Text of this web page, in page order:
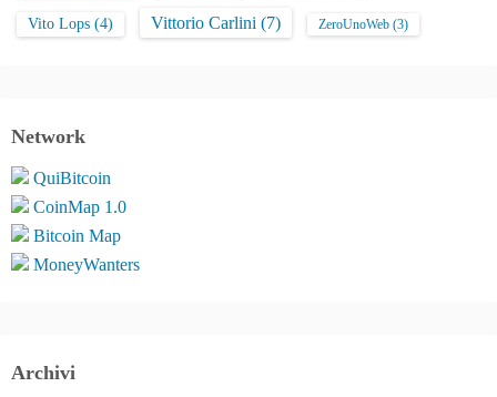
Vito Lops (4) Vittorio Carlini (7) ZeroUnoWeb (3)
Network
QuiBitcoin
CoinMap 1.0
Bitcoin Map
MoneyWanters
Archivi